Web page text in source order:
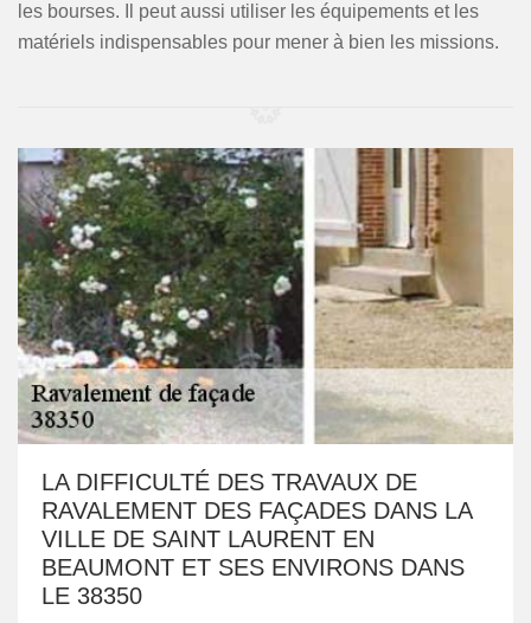
les bourses. Il peut aussi utiliser les équipements et les
matériels indispensables pour mener à bien les missions.
LA DIFFICULTÉ DES TRAVAUX DE
RAVALEMENT DES FAÇADES DANS LA
VILLE DE SAINT LAURENT EN
BEAUMONT ET SES ENVIRONS DANS
LE 38350